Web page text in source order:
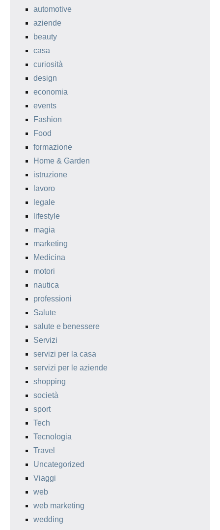
automotive
aziende
beauty
casa
curiosità
design
economia
events
Fashion
Food
formazione
Home & Garden
istruzione
lavoro
legale
lifestyle
magia
marketing
Medicina
motori
nautica
professioni
Salute
salute e benessere
Servizi
servizi per la casa
servizi per le aziende
shopping
società
sport
Tech
Tecnologia
Travel
Uncategorized
Viaggi
web
web marketing
wedding